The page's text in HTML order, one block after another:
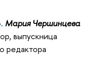
. Мария Чершинцева
выпускница
редактора